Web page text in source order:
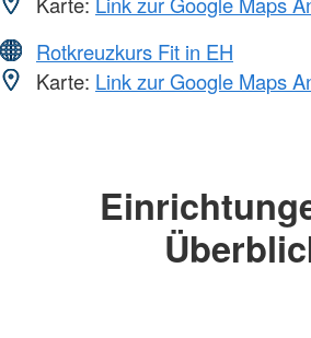
Rotkreuzkurs Fit in EH
Karte: Link zur Google Maps